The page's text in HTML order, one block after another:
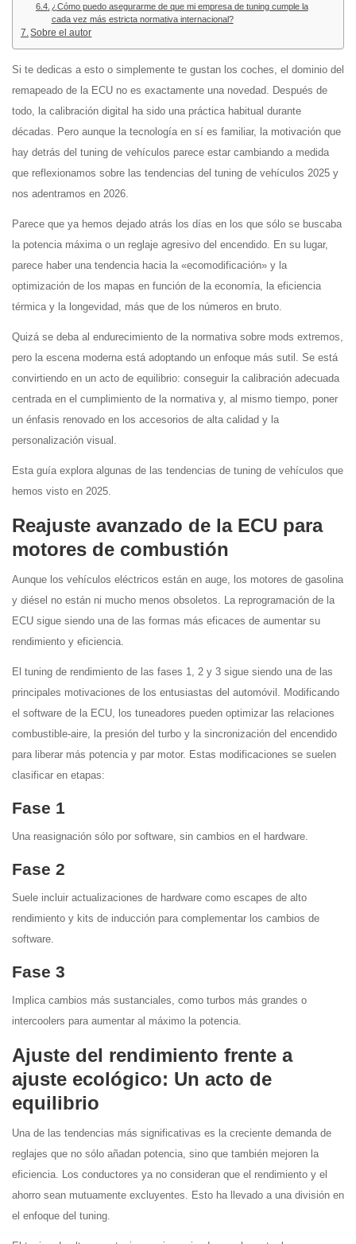
¿Cómo puedo asegurarme de que mi empresa de tuning cumple la
cada vez más estricta normativa internacional?
Sobre el autor
Si te dedicas a esto o simplemente te gustan los coches, el dominio del
remapeado de la ECU no es exactamente una novedad. Después de
todo, la calibración digital ha sido una práctica habitual durante
décadas. Pero aunque la tecnología en sí es familiar, la motivación que
hay detrás del tuning de vehículos parece estar cambiando a medida
que reflexionamos sobre las tendencias del tuning de vehículos 2025 y
nos adentramos en 2026.
Parece que ya hemos dejado atrás los días en los que sólo se buscaba
la potencia máxima o un reglaje agresivo del encendido. En su lugar,
parece haber una tendencia hacia la «ecomodificación» y la
optimización de los mapas en función de la economía, la eficiencia
térmica y la longevidad, más que de los números en bruto.
Quizá se deba al endurecimiento de la normativa sobre mods extremos,
pero la escena moderna está adoptando un enfoque más sutil. Se está
convirtiendo en un acto de equilibrio: conseguir la calibración adecuada
centrada en el cumplimiento de la normativa y, al mismo tiempo, poner
un énfasis renovado en los accesorios de alta calidad y la
personalización visual.
Esta guía explora algunas de las tendencias de tuning de vehículos que
hemos visto en 2025.
Reajuste avanzado de la ECU para
motores de combustión
Aunque los vehículos eléctricos están en auge, los motores de gasolina
y diésel no están ni mucho menos obsoletos. La reprogramación de la
ECU sigue siendo una de las formas más eficaces de aumentar su
rendimiento y eficiencia.
El tuning de rendimiento de las fases 1, 2 y 3 sigue siendo una de las
principales motivaciones de los entusiastas del automóvil. Modificando
el software de la ECU, los tuneadores pueden optimizar las relaciones
combustible-aire, la presión del turbo y la sincronización del encendido
para liberar más potencia y par motor. Estas modificaciones se suelen
clasificar en etapas:
Fase 1
Una reasignación sólo por software, sin cambios en el hardware.
Fase 2
Suele incluir actualizaciones de hardware como escapes de alto
rendimiento y kits de inducción para complementar los cambios de
software.
Fase 3
Implica cambios más sustanciales, como turbos más grandes o
intercoolers para aumentar al máximo la potencia.
Ajuste del rendimiento frente a
ajuste ecológico: Un acto de
equilibrio
Una de las tendencias más significativas es la creciente demanda de
reglajes que no sólo añadan potencia, sino que también mejoren la
eficiencia. Los conductores ya no consideran que el rendimiento y el
ahorro sean mutuamente excluyentes. Esto ha llevado a una división en
el enfoque del tuning.